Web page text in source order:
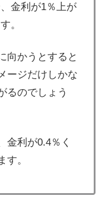
金利が1％上が
。
向かうとすると
ージだけしかな
るのでしょう
金利が0.4％く
す。